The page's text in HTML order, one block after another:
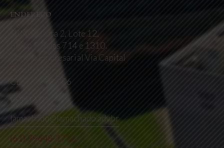
ENDEREÇO
SBN, Quadra 2, Lote 12,
Bloco F, Salas 714 e 1310.
Centro Empresarial Via Capital
CEP 70040-906
CONTATO
lamachado@lamachado.adv.br
(61) 99648-1712